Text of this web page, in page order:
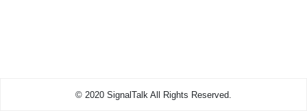
© 2020 SignalTalk All Rights Reserved.